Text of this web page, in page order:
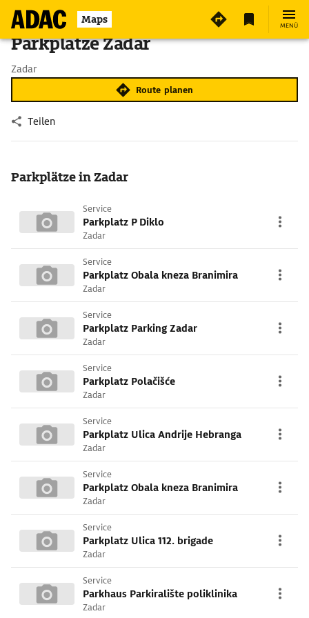
Maps MENÜ
Parkplätze Zadar
Zadar
Route planen
Teilen
Parkplätze in Zadar
Service
Parkplatz P Diklo
Zadar
Service
Parkplatz Obala kneza Branimira
Zadar
Service
Parkplatz Parking Zadar
Zadar
Service
Parkplatz Polačišće
Zadar
Service
Parkplatz Ulica Andrije Hebranga
Zadar
Service
Parkplatz Obala kneza Branimira
Zadar
Service
Parkplatz Ulica 112. brigade
Zadar
Service
Parkhaus Parkiralište poliklinika
Zadar